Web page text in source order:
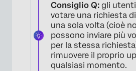
Consiglio Q: gli
votare una richiesta
una sola volta (cioè
possono inviare più
per la stessa
rimuovere il proprio
qualsiasi momento.